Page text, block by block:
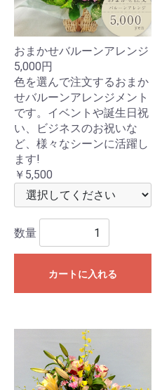
おまかせバルーンアレンジ
5,000円
色を選んで注文するおまか
せバルーンアレンジメント
です。イベントや誕生日祝
い、ビジネスのお祝いな
ど、様々なシーンに活躍し
ます!
￥5,500
数量
カートに入れる